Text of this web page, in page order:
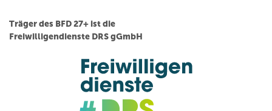
Träger des BFD 27+ ist die
Freiwilligendienste DRS gGmbH